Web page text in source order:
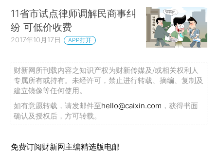
11省市试点律师调解民商事纠
纷 可低价收费
2017年10月17日 APP打开
财新网所刊载内容之知识产权为财新传媒及/或相关权利人
专属所有或持有。未经许可，禁止进行转载、摘编、复制及
建立镜像等任何使用。
如有意愿转载，请发邮件至hello@caixin.com ，获得书面
确认及授权后，方可转载。
免费订阅财新网主编精选版电邮